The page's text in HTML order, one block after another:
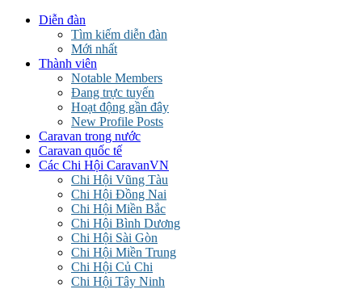
Diễn đàn
Tìm kiếm diễn đàn
Mới nhất
Thành viên
Notable Members
Đang trực tuyến
Hoạt động gần đây
New Profile Posts
Caravan trong nước
Caravan quốc tế
Các Chi Hội CaravanVN
Chi Hội Vũng Tàu
Chi Hội Đồng Nai
Chi Hội Miền Bắc
Chi Hội Bình Dương
Chi Hội Sài Gòn
Chi Hội Miền Trung
Chi Hội Củ Chi
Chi Hội Tây Ninh